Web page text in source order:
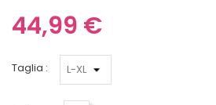
44,99 €
Taglia :